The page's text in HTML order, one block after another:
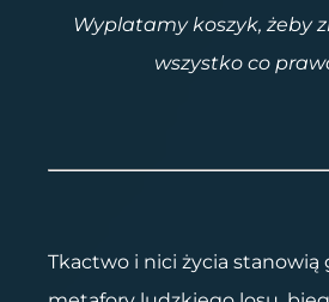
Wyplatamy koszyk, żeby
wszystko co
Tkactwo i nici życia stanowią